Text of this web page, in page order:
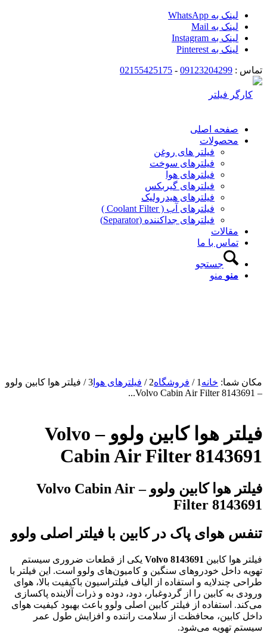
لینک به WhatsApp
لینک به Mail
لینک به Instagram
لینک به Pinterest
تماس : 09123204299
-
02155425175
صفحه اصلی
محصولات
فیلتر های روغن
فیلترهای سوخت
فیلترهای هوا
فیلترهای گیربکس
فیلترهای هیدرولیک
فیلترهای آب ( Coolant Filter )
فیلترهای جداکننده (Separator)
مقالات
تماس با ما
جستجو
منو منو
مکان شما: خانه 1
/ فروشگاه2
/ فیلترهای هوا 3
/ فیلتر هوا کابین ولوو
– Volvo Cabin Air Filter 8143691...
فیلتر هوا کابین ولوو – Volvo
Cabin Air Filter 8143691
فیلتر هوا کابین ولوو – Volvo Cabin Air
Filter 8143691
تنفس هوای پاک در کابین با فیلتر اصلی ولوو
فیلتر هوا کابین Volvo 8143691 یکی از قطعات ضروری سیستم
تهویه داخل خودروهای سنگین و کامیون‌های ولوو است. این فیلتر با
طراحی چندلایه و استفاده از الیاف فیلتراسیون باکیفیت بالا، هوای
ورودی به کابین را از گردوغبار، دود، دوده و ذرات آلاینده پاکسازی
می‌کند. استفاده از فیلتر کابین اصلی ولوو باعث بهبود کیفیت هوای
داخل کابین، محافظت از سلامت راننده و افزایش طول عمر
سیستم تهویه می‌شود.